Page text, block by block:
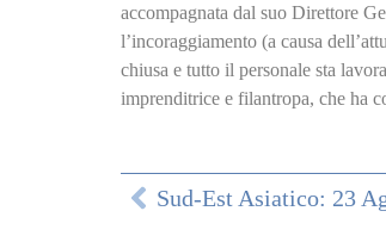
accompagnata dal suo Direttore
l’incoraggiamento (a causa
chiusa e tutto il personale sta
imprenditrice e filantropa, che ha